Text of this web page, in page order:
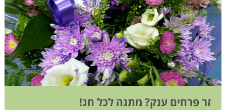
זר פרחים ענק? מתנה לכל חג!